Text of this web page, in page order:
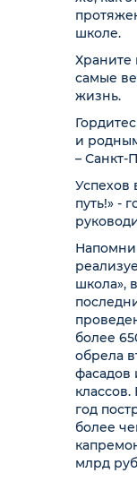
школе.
Храните
самые
жизнь.
и
– Санкт-
Успехов
путь!» -
школа»,
более
обрела
год
более
млрд